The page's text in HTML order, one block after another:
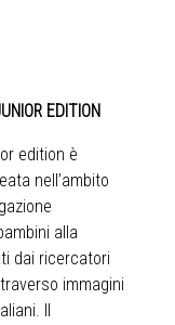
EDITION
edition è
nell’ambito
alla
dai ricercatori
immagini
Il